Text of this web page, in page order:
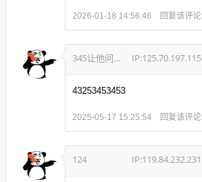
2026-01-18 14:56:46 回复该评论
345让他问题吧 IP:125.70.197.115
43253453453
2025-05-17 15:25:54 回复该评论
124 IP:119.84.232.231